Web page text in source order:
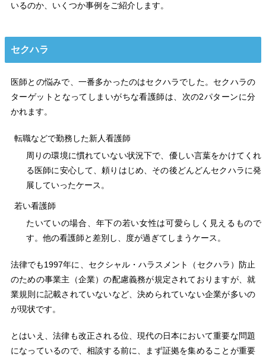
いるのか、いくつか事例をご紹介します。
セクハラ
医師との悩みで、一番多かったのはセクハラでした。セクハラの
ターゲットとなってしまいがちな看護師は、次の2パターンに分
かれます。
転職などで勤務した新人看護師
周りの環境に慣れていない状況下で、優しい言葉をかけてくれ
る医師に安心して、頼りはじめ、その後どんどんセクハラに発
展していったケース。
若い看護師
たいていの場合、年下の若い女性は可愛らしく見えるもので
す。他の看護師と差別し、度が過ぎてしまうケース。
法律でも1997年に、セクシャル・ハラスメント（セクハラ）防止
のための事業主（企業）の配慮義務が規定されておりますが、就
業規則に記載されていないなど、決められていない企業が多いの
が現状です。
とはいえ、法律も改正される位、現代の日本において重要な問題
になっているので、相談する前に、まず証拠を集めることが重要